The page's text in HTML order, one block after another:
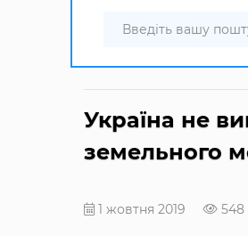
Україна не
земельного
1 жовтня 2019 548